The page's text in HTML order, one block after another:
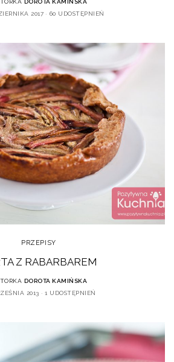
DOROTA KAMIŃSKA
2017
60 UDOSTĘPNIEŃ
PRZEPISY
Z RABARBAREM
DOROTA KAMIŃSKA
2013
1 UDOSTĘPNIEŃ